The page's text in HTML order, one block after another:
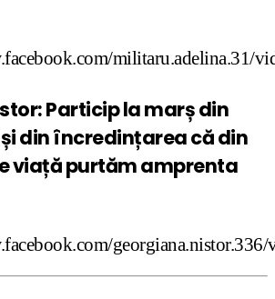
militaru.adelina.31/
Particip la marș din
din încredințarea că din
viață purtăm amprenta